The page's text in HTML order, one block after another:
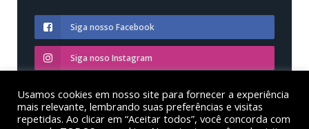
Siga nosso Facebook
Siga noso Instagram
Siga nosso YouTube
Usamos cookies em nosso site para fornecer a experiência
mais relevante, lembrando suas preferências e visitas
repetidas. Ao clicar em “Aceitar todos”, você concorda com